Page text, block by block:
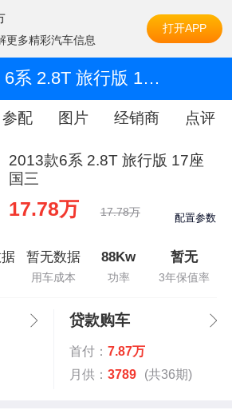
更多精彩汽车信息
打开APP
2013款 6系 2.8T 旅行版 17座 国三
参配 图片 经销商 点评
2013款6系 2.8T 旅行版 17座
国三
17.78万 17.78万 配置参数
暂无数据
用车成本
88Kw
功率
暂无
3年保值率
贷款购车
首付： 7.87万
月供： 3789 (共36期)